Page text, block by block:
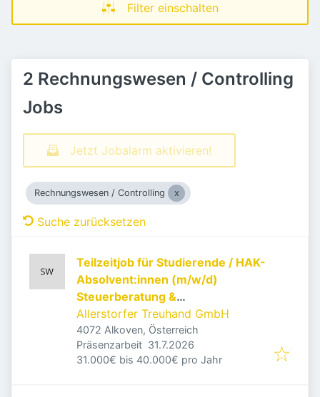
Filter einschalten
2 Rechnungswesen / Controlling
Jobs
Jetzt Jobalarm aktivieren!
Rechnungswesen / Controlling
Suche zurücksetzen
Teilzeitjob für Studierende / HAK-
Absolvent:innen (m/w/d)
Steuerberatung &
Wirtschaftsprüfung | 10-20
h/Woche
Allerstorfer Treuhand GmbH
4072 Alkoven, Österreich
Präsenzarbeit Veröffentlicht
31.7.2026
31.000€ bis 40.000€ pro Jahr